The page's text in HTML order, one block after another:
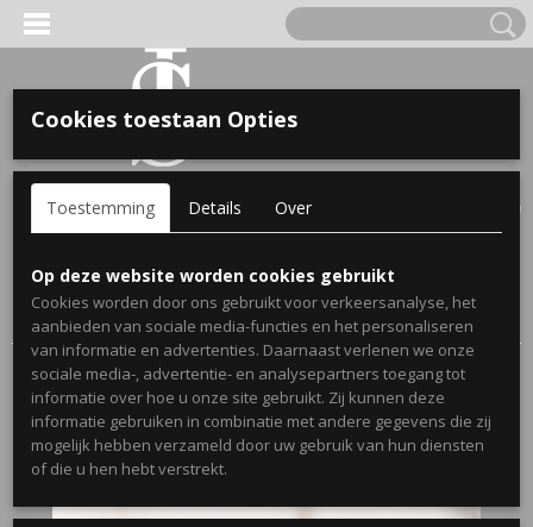
Inloggen Registreren
(0)
Home >Webshop>Bekendmakingen Zwangerschap
Spijkerjassen>Bekendmaking Opa/Oma> Zwangerschaps
bekendmaking mok oma met naam
VOOR KINDEREN
OPA & OMA.
NAAM EN GEBOORTEJAAR
Cookies toestaan Opties
Toestemming Details Over
Op deze website worden cookies gebruikt
Cookies worden door ons gebruikt voor verkeersanalyse, het
aanbieden van sociale media-functies en het personaliseren
van informatie en advertenties. Daarnaast verlenen we onze
sociale media-, advertentie- en analysepartners toegang tot
informatie over hoe u onze site gebruikt. Zij kunnen deze
informatie gebruiken in combinatie met andere gegevens die zij
mogelijk hebben verzameld door uw gebruik van hun diensten
of die u hen hebt verstrekt.